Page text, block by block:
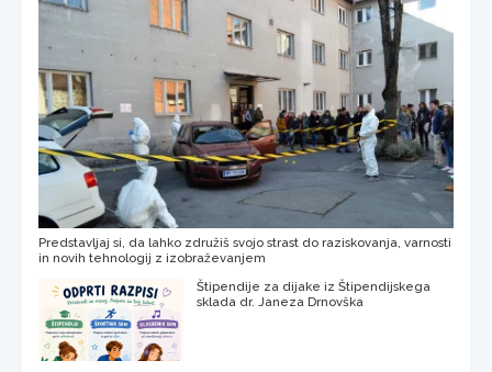
Predstavljaj si, da lahko združiš svojo strast do raziskovanja, varnosti
in novih tehnologij z izobraževanjem
Štipendije za dijake iz Štipendijskega
sklada dr. Janeza Drnovška